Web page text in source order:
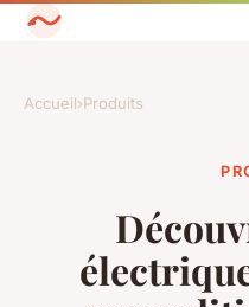
Accueil›Produits